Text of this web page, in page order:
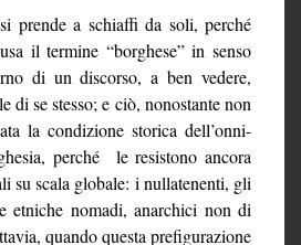
prende a schiaffi da soli, perché
il termine “borghese” in senso
di un discorso, a ben vedere,
di se stesso; e ciò, nonostante non
la condizione storica dell’onni-
perché le resistono ancora
su scala globale: i nullatenenti, gli
etniche nomadi, anarchici non di
quando questa prefigurazione